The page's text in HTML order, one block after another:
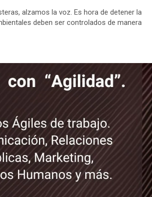
alzamos la voz. Es hora de detener la
deben ser controlados de manera